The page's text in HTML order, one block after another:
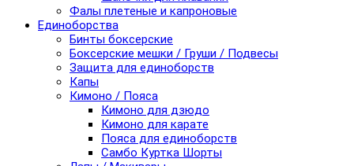
Фалы плетеные и капроновые
Единоборства
Бинты боксерские
Боксерские мешки / Груши / Подвесы
Защита для единоборств
Капы
Кимоно / Пояса
Кимоно для дзюдо
Кимоно для карате
Пояса для единоборств
Самбо Куртка Шорты